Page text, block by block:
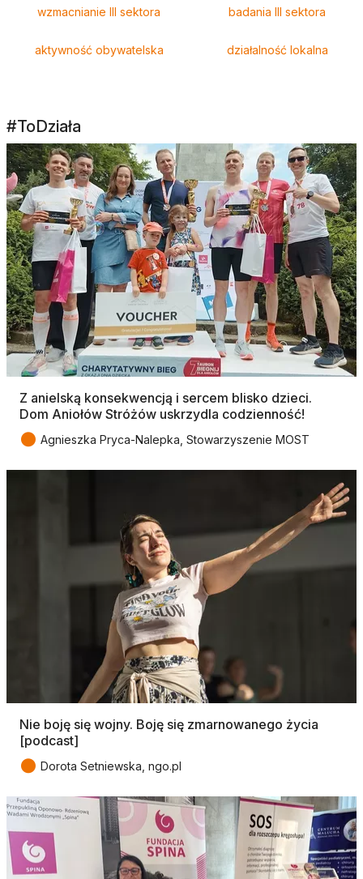
wzmacnianie III sektora badania III sektora
aktywność obywatelska działalność lokalna
#ToDziała
Z anielską konsekwencją i sercem blisko dzieci.
Dom Aniołów Stróżów uskrzydla codzienność!
● Agnieszka Pryca-Nalepka, Stowarzyszenie MOST
Nie boję się wojny. Boję się zmarnowanego życia
[podcast]
● Dorota Setniewska, ngo.pl